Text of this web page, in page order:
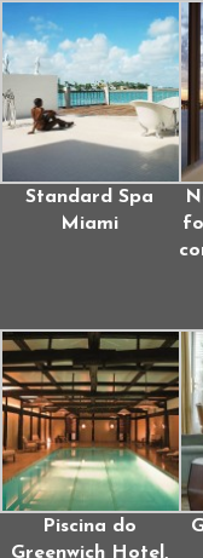
Standard Spa
Miami
Piscina do
Greenwich Hotel,